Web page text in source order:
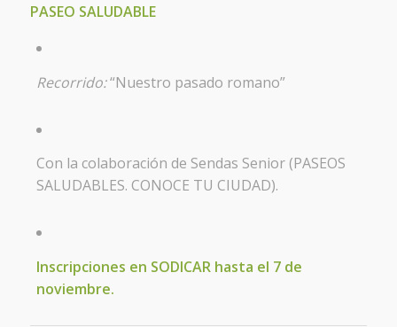
PASEO SALUDABLE
Recorrido:“Nuestro pasado romano”
Con la colaboración de Sendas Senior (PASEOS
SALUDABLES. CONOCE TU CIUDAD).
Inscripciones en SODICAR hasta el 7 de
noviembre.